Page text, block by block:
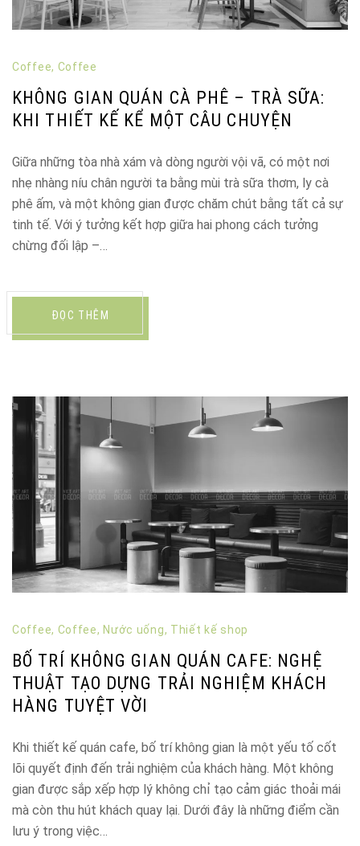
Coffee, Coffee
KHÔNG GIAN QUÁN CÀ PHÊ – TRÀ SỮA:
KHI THIẾT KẾ KỂ MỘT CÂU CHUYỆN
Giữa những tòa nhà xám và dòng người vội vã, có một nơi
nhẹ nhàng níu chân người ta bằng mùi trà sữa thơm, ly cà
phê ấm, và một không gian được chăm chút bằng tất cả sự
tinh tế. Với ý tưởng kết hợp giữa hai phong cách tưởng
chừng đối lập –…
ĐỌC THÊM
Coffee, Coffee, Nước uống, Thiết kế shop
BỐ TRÍ KHÔNG GIAN QUÁN CAFE: NGHỆ
THUẬT TẠO DỰNG TRẢI NGHIỆM KHÁCH
HÀNG TUYỆT VỜI
Khi thiết kế quán cafe, bố trí không gian là một yếu tố cốt
lõi quyết định đến trải nghiệm của khách hàng. Một không
gian được sắp xếp hợp lý không chỉ tạo cảm giác thoải mái
mà còn thu hút khách quay lại. Dưới đây là những điểm cần
lưu ý trong việc…